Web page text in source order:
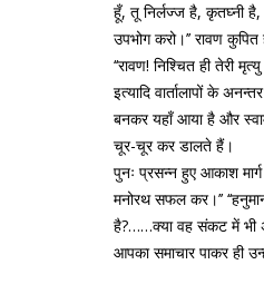
हूँ, तू निर्लज्ज है, कृतघ्नी है,
उपभोग करो।’’ रावण
‘‘रावण! निश्चित ही तेरी
इत्यादि वार्तालापों के
बनकर यहाँ आया है और
चूर-चूर कर डालते हैं।
पुनः प्रसन्न हुए आकाश
मनोरथ सफल कर।’’
है?……क्या वह संकट में भी
आपका समाचार पाकर ही